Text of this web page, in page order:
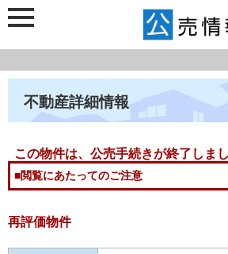
不動産詳細情報
この物件は、公売手続きが終了しま
■閲覧にあたってのご注意
再評価物件